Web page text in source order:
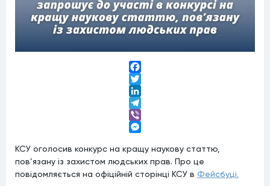
Facebook
Twitter
LinkedIn
Telegram
Viber
КСУ оголосив конкурс на кращу наукову статтю,
пов’язану із захистом людських прав. Про це
повідомляється на офіційній сторінці КСУ в Фейсбуці.